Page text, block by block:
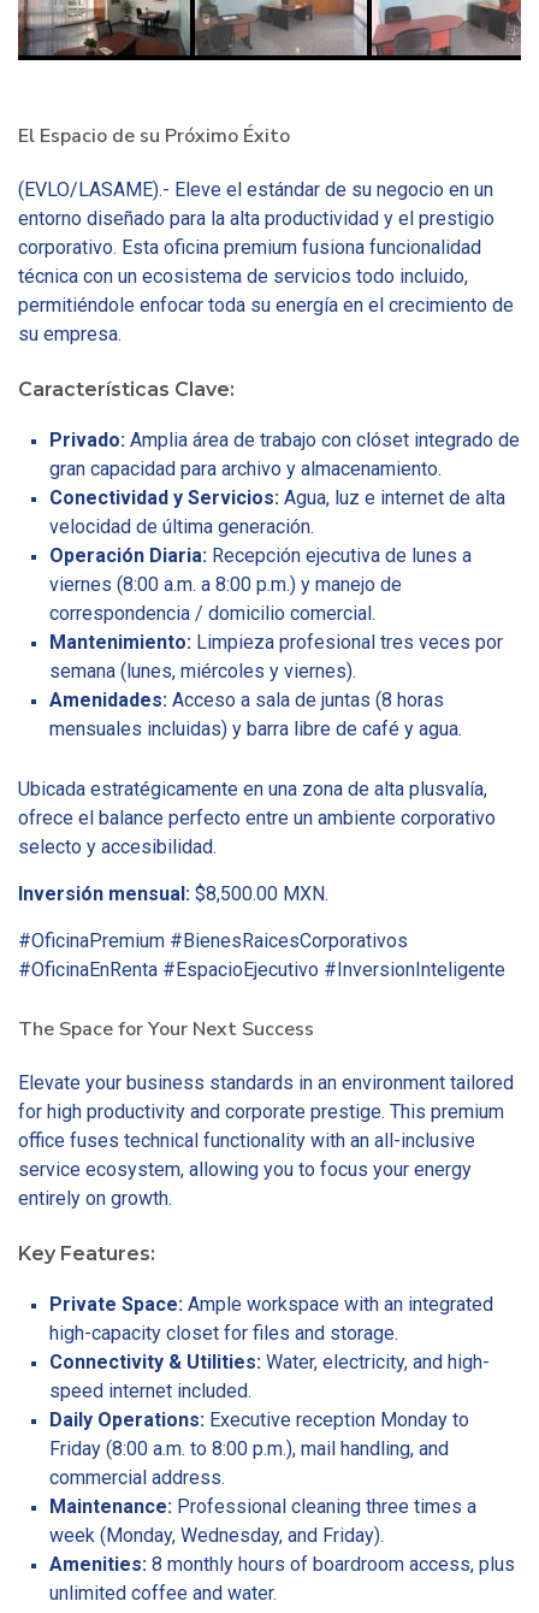
El Espacio de su Próximo Éxito
(EVLO/LASAME).- Eleve el estándar de su negocio en un
entorno diseñado para la alta productividad y el prestigio
corporativo. Esta oficina premium fusiona funcionalidad
técnica con un ecosistema de servicios todo incluido,
permitiéndole enfocar toda su energía en el crecimiento de
su empresa.
Características Clave:
Privado: Amplia área de trabajo con clóset integrado de
gran capacidad para archivo y almacenamiento.
Conectividad y Servicios: Agua, luz e internet de alta
velocidad de última generación.
Operación Diaria: Recepción ejecutiva de lunes a
viernes (8:00 a.m. a 8:00 p.m.) y manejo de
correspondencia / domicilio comercial.
Mantenimiento: Limpieza profesional tres veces por
semana (lunes, miércoles y viernes).
Amenidades: Acceso a sala de juntas (8 horas
mensuales incluidas) y barra libre de café y agua.
Ubicada estratégicamente en una zona de alta plusvalía,
ofrece el balance perfecto entre un ambiente corporativo
selecto y accesibilidad.
Inversión mensual: $8,500.00 MXN.
#OficinaPremium #BienesRaicesCorporativos
#OficinaEnRenta #EspacioEjecutivo #InversionInteligente
The Space for Your Next Success
Elevate your business standards in an environment tailored
for high productivity and corporate prestige. This premium
office fuses technical functionality with an all-inclusive
service ecosystem, allowing you to focus your energy
entirely on growth.
Key Features:
Private Space: Ample workspace with an integrated
high-capacity closet for files and storage.
Connectivity & Utilities: Water, electricity, and high-
speed internet included.
Daily Operations: Executive reception Monday to
Friday (8:00 a.m. to 8:00 p.m.), mail handling, and
commercial address.
Maintenance: Professional cleaning three times a
week (Monday, Wednesday, and Friday).
Amenities: 8 monthly hours of boardroom access, plus
unlimited coffee and water.